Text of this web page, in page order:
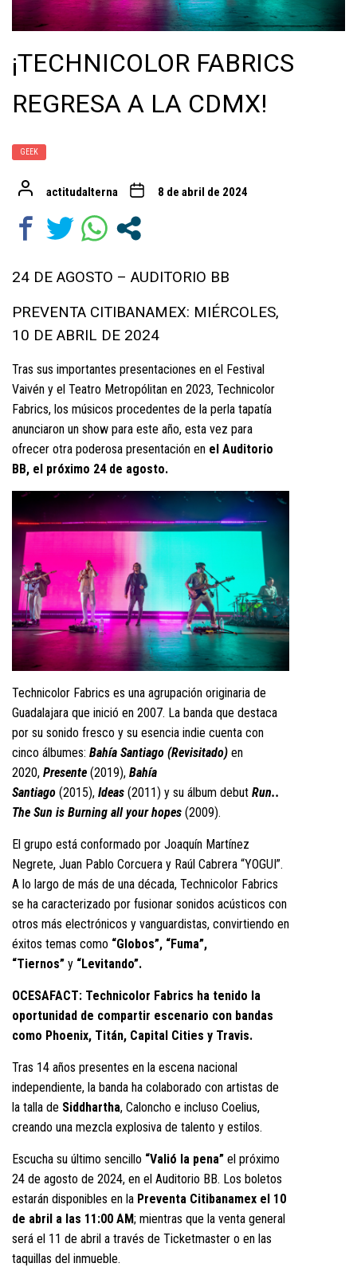
¡TECHNICOLOR FABRICS
REGRESA A LA CDMX!
GEEK
actitudalterna 8 de abril de 2024
24 DE AGOSTO – AUDITORIO BB
PREVENTA CITIBANAMEX: MIÉRCOLES,
10 DE ABRIL DE 2024
Tras sus importantes presentaciones en el Festival
Vaivén y el Teatro Metropólitan en 2023, Technicolor
Fabrics, los músicos procedentes de la perla tapatía
anunciaron un show para este año, esta vez para
ofrecer otra poderosa presentación en el Auditorio
BB, el próximo 24 de agosto.
Technicolor Fabrics es una agrupación originaria de
Guadalajara que inició en 2007. La banda que destaca
por su sonido fresco y su esencia indie cuenta con
cinco álbumes: Bahía Santiago (Revisitado) en
2020, Presente (2019), Bahía
Santiago (2015), Ideas (2011) y su álbum debut Run..
The Sun is Burning all your hopes (2009).
El grupo está conformado por Joaquín Martínez
Negrete, Juan Pablo Corcuera y Raúl Cabrera “YOGUI”.
A lo largo de más de una década, Technicolor Fabrics
se ha caracterizado por fusionar sonidos acústicos con
otros más electrónicos y vanguardistas, convirtiendo en
éxitos temas como “Globos”, “Fuma”,
“Tiernos” y “Levitando”.
OCESAFACT: Technicolor Fabrics ha tenido la
oportunidad de compartir escenario con bandas
como Phoenix, Titán, Capital Cities y Travis.
Tras 14 años presentes en la escena nacional
independiente, la banda ha colaborado con artistas de
la talla de Siddhartha, Caloncho e incluso Coelius,
creando una mezcla explosiva de talento y estilos.
Escucha su último sencillo “Valió la pena” el próximo
24 de agosto de 2024, en el Auditorio BB. Los boletos
estarán disponibles en la Preventa Citibanamex el 10
de abril a las 11:00 AM; mientras que la venta general
será el 11 de abril a través de Ticketmaster o en las
taquillas del inmueble.